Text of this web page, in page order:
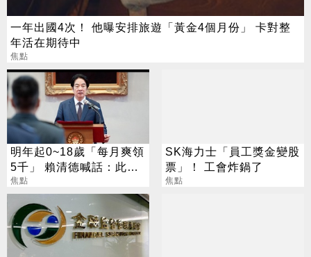
一年出國4次！ 他曝安排旅遊「黃金4個月份」 卡對整
年活在期待中
焦點
明年起0~18歲「每月爽領
5千」 賴清德喊話：此時
不生待何時
焦點
SK海力士「員工獎金變股
票」！ 工會炸鍋了
焦點